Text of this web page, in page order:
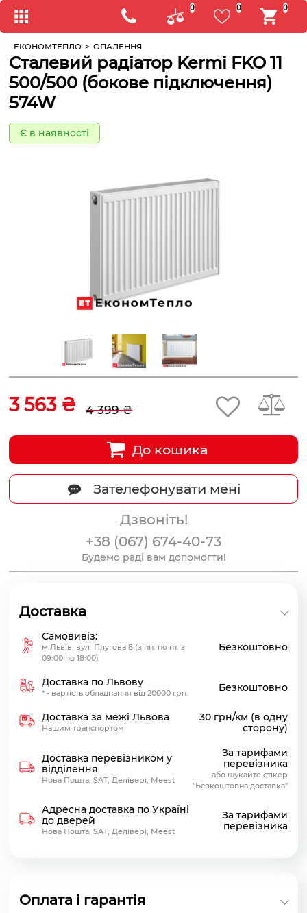
0 0 0
ЕКОНОМТЕПЛО > ОПАЛЕННЯ
Сталевий радіатор Kermi FKO 11
500/500 (бокове підключення)
574W
Є в наявності
3 563 ₴ 4 399 ₴
До кошика
Зателефонувати мені
Дзвоніть!
+38 (067) 674-40-73
Будемо раді вам допомогти!
Доставка
Самовивіз:
м.Львів, вул. Плугова 8 (з пн. по пт. з
09:00 по 18:00)
Безкоштовно
Доставка по Львову
* - вартість обладнання від 20000 грн. Безкоштовно
Доставка за межі Львова
Нашим транспортом
30 грн/км (в одну
сторону)
Доставка перевізником у
відділення
Нова Пошта, SAT, Делівері, Meest
За тарифами
перевізника
або шукайте стікер
"Безкоштовна доставка"
Адресна доставка по Україні
до дверей
Нова Пошта, SAT, Делівері, Meest
За тарифами
перевізника
Оплата і гарантія